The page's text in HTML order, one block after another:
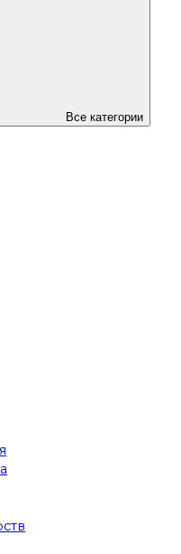
Все категории